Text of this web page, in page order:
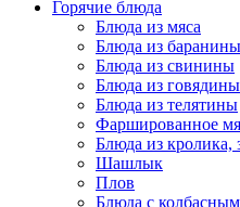
Горячие блюда
Блюда из мяса
Блюда из баранины
Блюда из свинины
Блюда из говядины
Блюда из телятины
Фаршированное
Блюда из кролика,
Шашлык
Плов
Блюда с